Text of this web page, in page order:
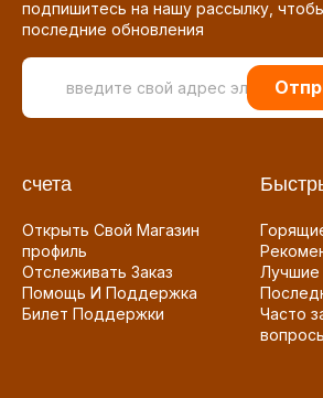
подпишитесь на нашу рассылку,
последние обновления
счета
Открыть Свой Магазин
профиль
Отслеживать Заказ
Помощь И Поддержка
Билет Поддержки
Лучшие
Часто